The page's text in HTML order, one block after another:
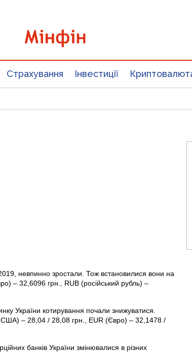
Страхування Інвестиції
невпинно зростали. Тож встановилися вони на
– 32,6096 грн., RUB (російський рубль) –
України котирування почали знижуватися.
США) – 28,04 / 28,08 грн., EUR (Євро) – 32,1478 /
банків України змінювалися в різних